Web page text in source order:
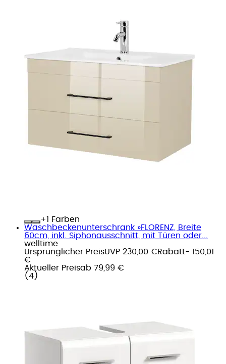
+
Farben
Waschbeckenunterschrank »FLORENZ, Breite
60cm, inkl. Siphonausschnitt, mit Türen oder...
welltime
Ursprünglicher PreisUVP 230,00 €Rabatt- 150,01
€
Aktueller Preisab 79,99 €
( 4 )